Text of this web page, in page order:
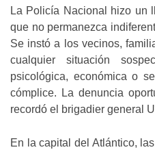
La Policía Nacional hizo un
que no permanezca
Se instó a los vecinos,
cualquier situación
psicológica, económica o
cómplice. La denuncia
recordó el brigadier general
En la capital del Atlántico,